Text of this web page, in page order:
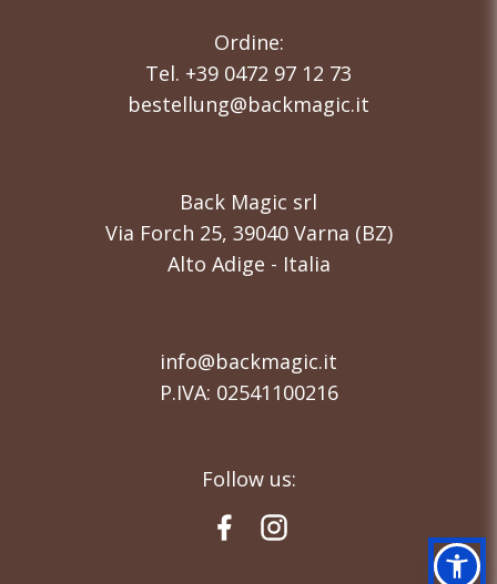
Ordine:
Tel. +39 0472 97 12 73
bestellung@backmagic.it
Back Magic srl
Via Forch 25, 39040 Varna (BZ)
Alto Adige - Italia
info@backmagic.it
P.IVA: 02541100216
Follow us: